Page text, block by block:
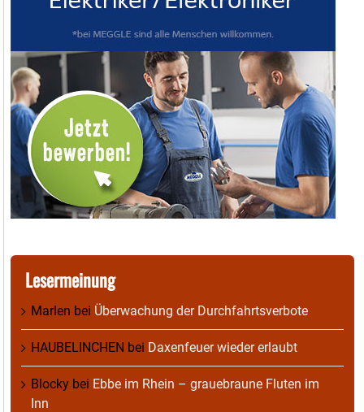
Lesermeinung
Marlen bei Überwachung der Durchfahrtsverbote
HAUBELINCHEN bei Daxenfeuer wieder erlaubt
Blocky bei Ebbe im Rhein – grauebraune Fluten im
Inn